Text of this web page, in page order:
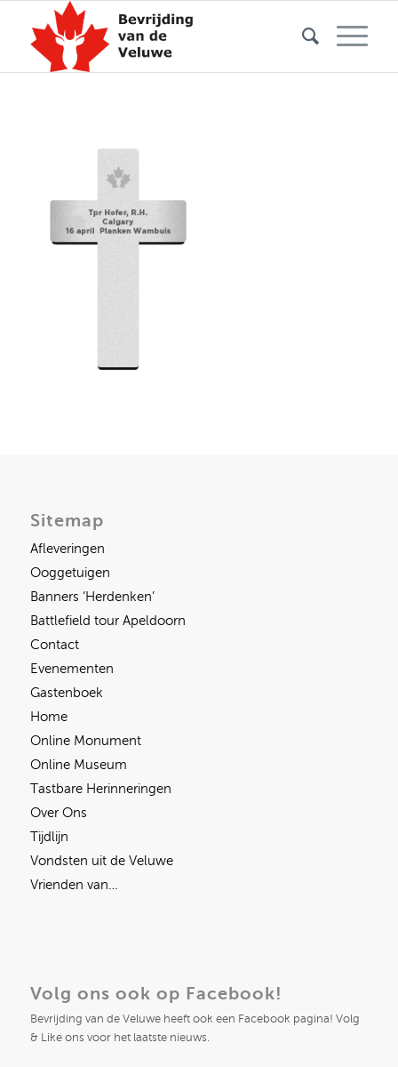
Sitemap
Afleveringen
Ooggetuigen
Banners ‘Herdenken’
Battlefield tour Apeldoorn
Contact
Evenementen
Gastenboek
Home
Online Monument
Online Museum
Tastbare Herinneringen
Over Ons
Tijdlijn
Vondsten uit de Veluwe
Vrienden van…
Volg ons ook op Facebook!
Bevrijding van de Veluwe heeft ook een Facebook pagina! Volg
& Like ons voor het laatste nieuws.